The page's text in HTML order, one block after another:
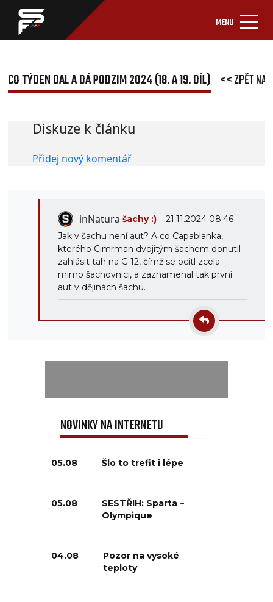
MENU
CO TÝDEN DAL A DÁ PODZIM 2024 (18. A 19. DÍL) << ZPĚT NA
Diskuze k článku
Přidej nový komentář
inNaturašachy :)
21.11.2024 08:46
Jak v šachu není aut? A co Capablanka,
kterého Cimrman dvojitým šachem donutil
zahlásit tah na G 12, čímž se ocitl zcela
mimo šachovnici, a zaznamenal tak první
aut v dějinách šachu.
NOVINKY NA INTERNETU
05.08 Šlo to trefit i lépe
05.08
SESTŘIH: Sparta –
Olympique
04.08
Pozor na vysoké
teploty